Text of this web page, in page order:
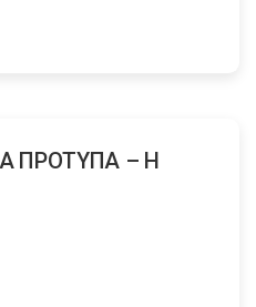
ΠΡΟΤΥΠΑ – Η